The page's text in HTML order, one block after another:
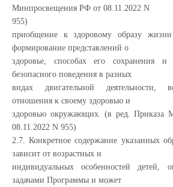
Минпросвещения РФ от 08.11.2022 N
955)
приобщение к здоровому образу
формирование представлений о
здоровье, способах его сохранения и
безопасного поведения в разных
видах двигательной деятельности,
отношения к своему здоровью и
здоровью окружающих. (в ред. Приказа
08.11.2022 N 955)
2.7. Конкретное содержание указанных
зависит от возрастных и
индивидуальных особенностей детей,
задачами Программы и может